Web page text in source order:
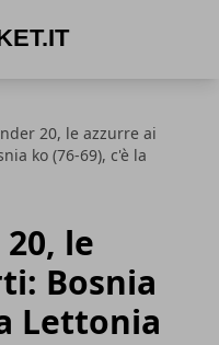
20, le azzurre ai
ko (76-69), c'è la
le
Bosnia
Lettonia